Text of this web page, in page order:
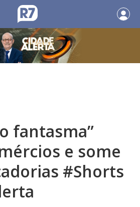
fantasma”
e some
#Shorts